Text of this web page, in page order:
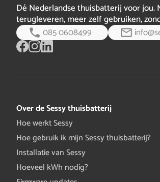
Dé Nederlandse thuisbatterij voor jou.
terugleveren, meer zelf gebruiken,
085 0608499
Over de Sessy thuisbatterij
Hoe werkt Sessy
Hoe gebruik ik mijn Sessy thuisbatterij?
Installatie van Sessy
Hoeveel kWh nodig?